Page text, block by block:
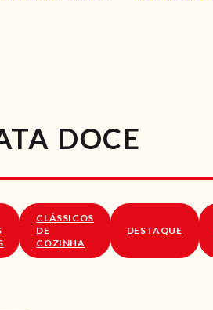
DOCE
CLÁSSICOS
DE
COZINHA
DESTAQUE